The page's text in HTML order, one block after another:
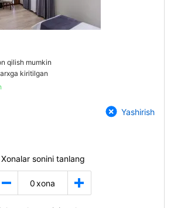
qilish mumkin
kiritilgan
Yashirish
Xonalar sonini tanlang
0 xona